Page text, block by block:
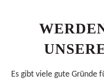
Es gibt viele gute Gründe